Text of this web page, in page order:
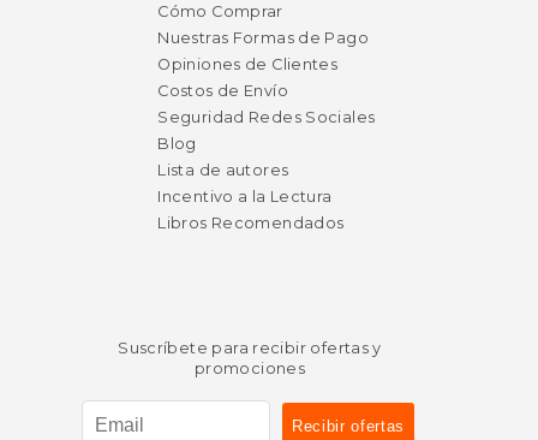
Cómo Comprar
Nuestras Formas de Pago
Opiniones de Clientes
Costos de Envío
Seguridad Redes Sociales
Blog
Lista de autores
Incentivo a la Lectura
Libros Recomendados
Suscríbete para recibir ofertas y
promociones